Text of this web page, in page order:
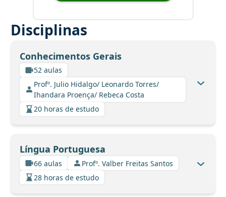
Disciplinas
Conhecimentos Gerais
52 aulas
Profº. Julio Hidalgo/ Leonardo Torres/
Ihandara Proença/ Rebeca Costa
20 horas de estudo
Língua Portuguesa
66 aulas
Profº. Valber Freitas Santos
28 horas de estudo